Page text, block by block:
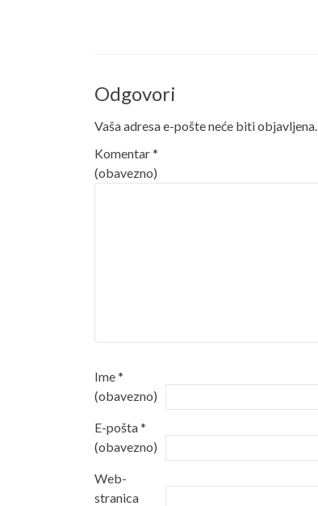
Odgovori
Vaša adresa e-pošte neće biti objavljena.
Komentar*
(obavezno)
Ime*
(obavezno)
E-pošta*
(obavezno)
Web-
stranica